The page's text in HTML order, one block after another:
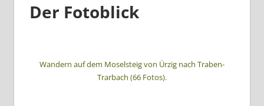
Der Fotoblick
Wandern auf dem Moselsteig von Ürzig nach Traben-
Trarbach (66 Fotos).